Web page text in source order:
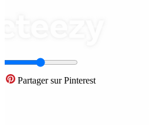
Partager sur Pinterest